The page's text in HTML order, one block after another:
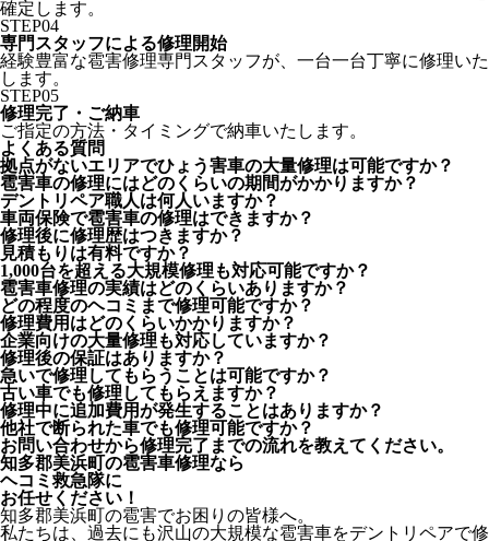
確定します。
STEP04
専門スタッフによる修理開始
経験豊富な雹害修理専門スタッフが、一台一台丁寧に修理いた
します。
STEP05
修理完了・ご納車
ご指定の方法・タイミングで納車いたします。
よくある質問
拠点がないエリアでひょう害車の大量修理は可能ですか？
雹害車の修理にはどのくらいの期間がかかりますか？
デントリペア職人は何人いますか？
車両保険で雹害車の修理はできますか？
修理後に修理歴はつきますか？
見積もりは有料ですか？
1,000台を超える大規模修理も対応可能ですか？
雹害車修理の実績はどのくらいありますか？
どの程度のヘコミまで修理可能ですか？
修理費用はどのくらいかかりますか？
企業向けの大量修理も対応していますか？
修理後の保証はありますか？
急いで修理してもらうことは可能ですか？
古い車でも修理してもらえますか？
修理中に追加費用が発生することはありますか？
他社で断られた車でも修理可能ですか？
お問い合わせから修理完了までの流れを教えてください。
知多郡美浜町の雹害車修理なら
ヘコミ救急隊に
お任せください！
知多郡美浜町の雹害でお困りの皆様へ。
私たちは、過去にも沢山の大規模な雹害車をデントリペアで修